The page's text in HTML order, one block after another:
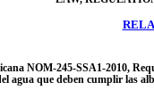
NOM-245-SSA1-2010,
agua que deben cumplir las